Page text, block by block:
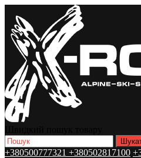
+380500777321 +380502817100